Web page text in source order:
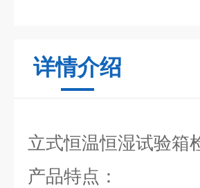
详情介绍
立式恒温恒湿试验箱
产品特点：